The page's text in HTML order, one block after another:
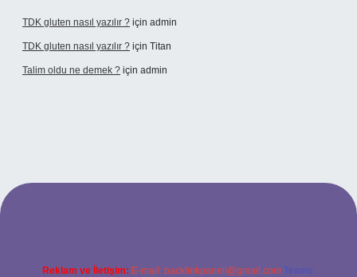
TDK gluten nasıl yazılır ? için admin
TDK gluten nasıl yazılır ? için Titan
Talim oldu ne demek ? için admin
giriş
Reklam ve İletişim: E-mail: backlinkpaneli@gmail.com Teams: